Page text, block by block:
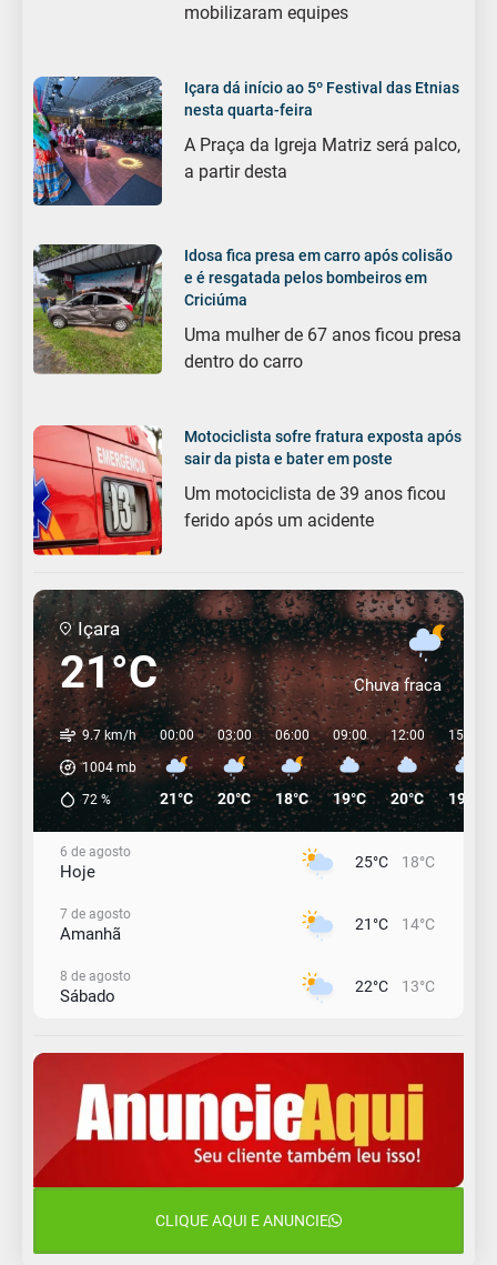
mobilizaram equipes
Içara dá início ao 5º Festival das Etnias
nesta quarta-feira
A Praça da Igreja Matriz será palco,
a partir desta
Idosa fica presa em carro após colisão
e é resgatada pelos bombeiros em
Criciúma
Uma mulher de 67 anos ficou presa
dentro do carro
Motociclista sofre fratura exposta após
sair da pista e bater em poste
Um motociclista de 39 anos ficou
ferido após um acidente
Içara
21°C Chuva fraca
9.7 km/h
1004 mb
72%
00:00
21°C
03:00
20°C
06:00
18°C
09:00
19°C
12:00
20°C
15:00
19°C
6 de agosto
Hoje 25°C 18°C
7 de agosto
Amanhã 21°C 14°C
8 de agosto
Sábado 22°C 13°C
Domingo
10 de agosto
Segunda-Feira
CLIQUE AQUI E ANUNCIE